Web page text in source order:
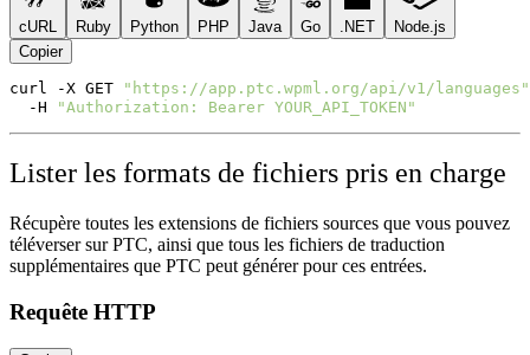
cURL Ruby Python PHP Java Go .NET
Node.js
Copier
curl -X GET
"https://app.ptc.wpml.org/api/v1/languages"
-H
"Authorization: Bearer YOUR_API_TOKEN"
Lister les formats de fichiers pris en charge
Récupère toutes les extensions de fichiers sources que vous pouvez
téléverser sur PTC, ainsi que tous les fichiers de traduction
supplémentaires que PTC peut générer pour ces entrées.
Requête HTTP